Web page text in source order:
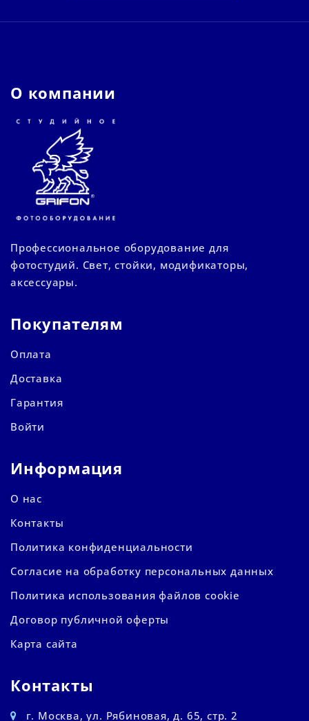
О компании
Профессиональное оборудование для
фотостудий. Свет, стойки, модификаторы,
аксессуары.
Покупателям
Оплата
Доставка
Гарантия
Войти
Информация
О нас
Контакты
Политика конфиденциальности
Согласие на обработку персональных данных
Политика использования файлов cookie
Договор публичной оферты
Карта сайта
Контакты
г. Москва, ул. Рябиновая, д. 65, стр. 2